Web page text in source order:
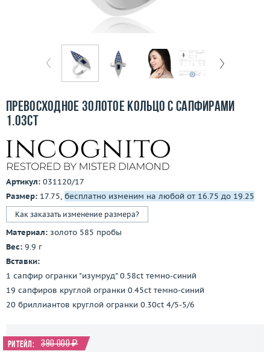
Покупка и оплата
Ломбард
Контакты
3D-тур по шоуруму
Заказать звонок
Превосходное золотое кольцо с сапфирами
1.03ct
Артикул: 031120/17
Размер: 17.75, бесплатно изменим на любой от 16.75 до 19.25
Как заказать изменение размера?
Материал: золото 585 пробы
Вес: 9.9 г
Вставки:
1 сапфир огранки "изумруд" 0.58ct темно-синий
19 сапфиров круглой огранки 0.45ct темно-синий
20 бриллиантов круглой огранки 0.30ct 4/5-5/6
Ритейл: 390 000 ₽